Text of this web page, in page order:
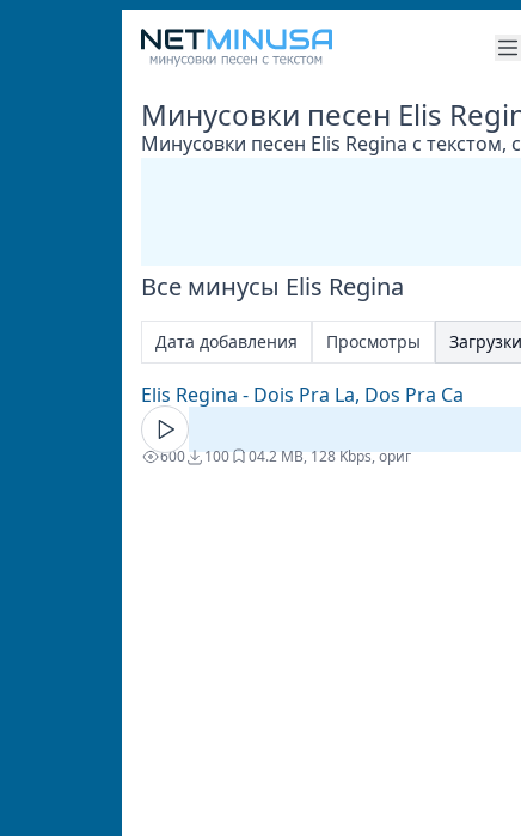
Минусовки песен Elis
Минусовки песен Elis Regina с
Все минусы Elis Regina
Дата добавления Просмотры Загрузки
Elis Regina - Dois Pra La, Dos Pra Ca
600 100 04.2 MB, 128 Kbps, ориг